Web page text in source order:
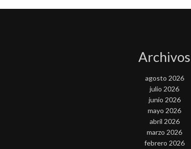
Archivos
agosto 2026
julio 2026
junio 2026
mayo 2026
abril 2026
marzo 2026
febrero 2026